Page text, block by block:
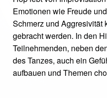
Emotionen wie Freude
Schmerz und Aggresivität
gebracht werden. In den
Teilnehmenden, neben
des Tanzes, auch ein
aufbauen und Themen